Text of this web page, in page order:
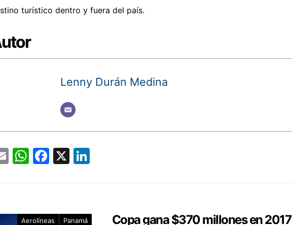
turístico dentro y fuera del país.
Lenny Durán Medina
EmailWhatsApp
Facebook
X
Aerolíneas Panamá Copa gana $370 millones en 2017